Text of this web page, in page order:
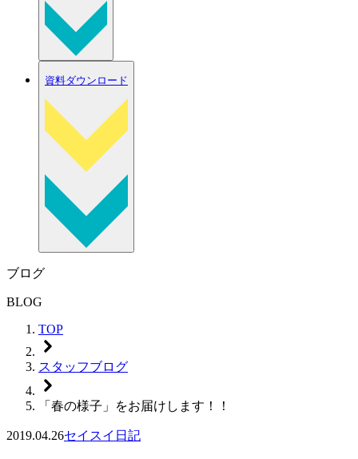
資料ダウンロード
ブログ
BLOG
TOP
スタッフブログ
「春の様子」をお届けします！！
2019.04.26セイスイ日記